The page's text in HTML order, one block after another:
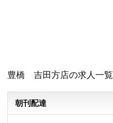
豊橋 吉田方店の求人一覧
朝刊配達